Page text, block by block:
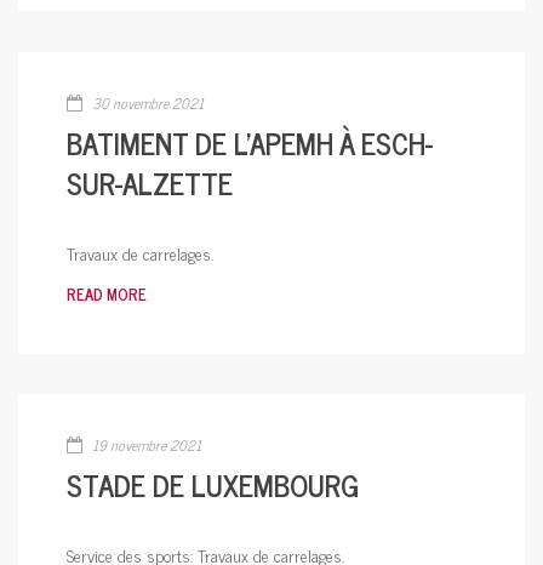
30 novembre 2021
BATIMENT DE L’APEMH À ESCH-
SUR-ALZETTE
Travaux de carrelages.
READ MORE
19 novembre 2021
STADE DE LUXEMBOURG
Service des sports: Travaux de carrelages.